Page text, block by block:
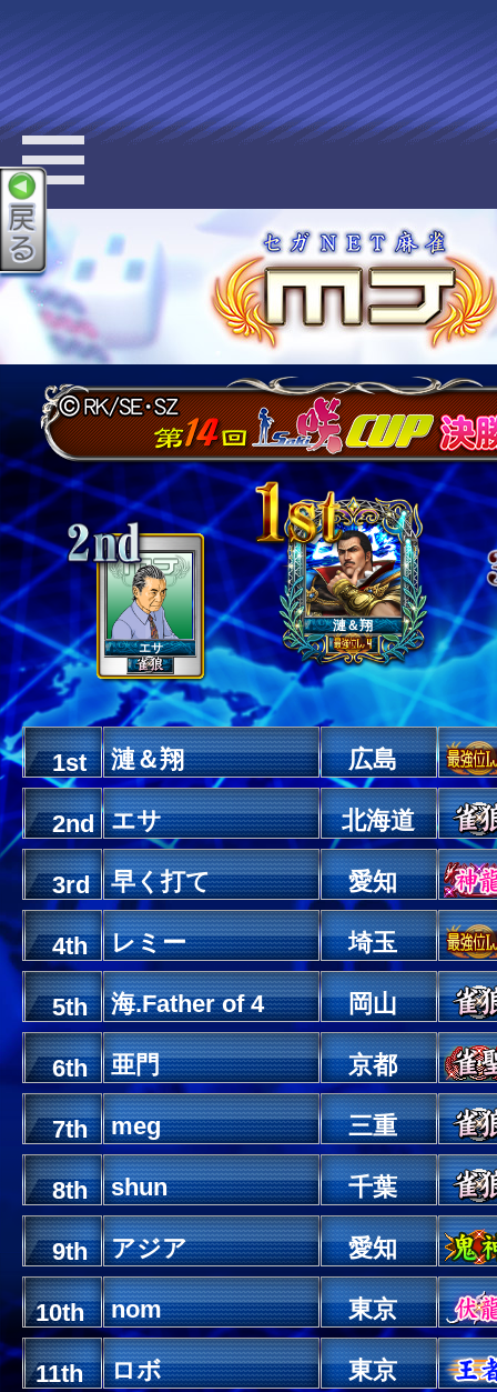
エサ
漣＆翔
1st 漣＆翔 広島
2nd エサ 北海道
3rd 早く打て 愛知
4th レミー 埼玉
5th 海.Father of 4 岡山
6th 亜門 京都
7th meg 三重
8th shun 千葉
9th アジア 愛知
10th nom 東京
11th ロボ 東京